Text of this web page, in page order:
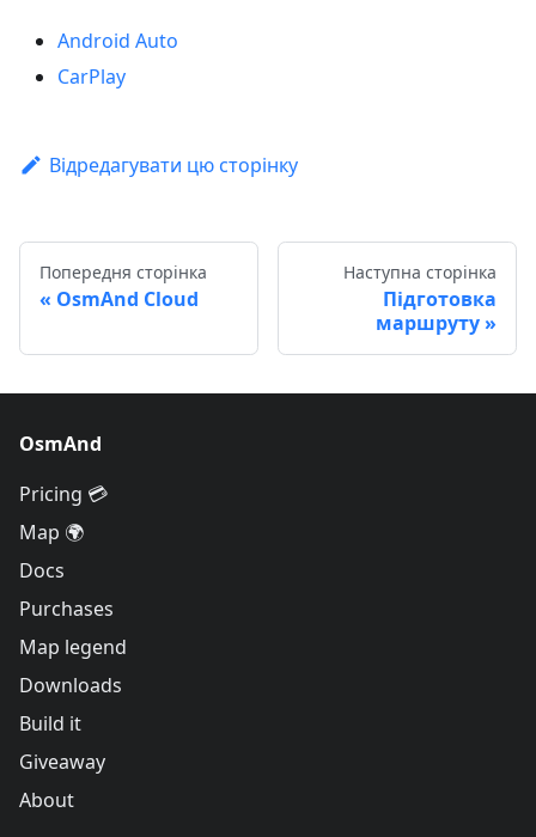
Android Auto
CarPlay
Відредагувати цю сторінку
Попередня сторінка
OsmAnd Cloud
Наступна сторінка
Підготовка
маршруту
OsmAnd
Pricing 💳
Map 🌍
Docs
Purchases
Map legend
Downloads
Build it
Giveaway
About